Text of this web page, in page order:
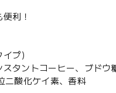
利！
プ）
タントコーヒー、ブドウ
二酸化ケイ素、香料